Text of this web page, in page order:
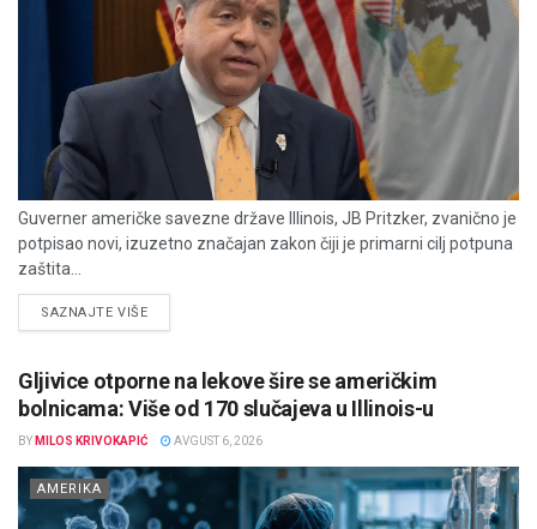
Guverner američke savezne države Illinois, JB Pritzker, zvanično je
potpisao novi, izuzetno značajan zakon čiji je primarni cilj potpuna
zaštita...
SAZNAJTE VIŠEDETAILS
Gljivice otporne na lekove šire se američkim
bolnicama: Više od 170 slučajeva u Illinois-u
BY MILOS KRIVOKAPIĆ AVGUST 6, 2026
AMERIKA